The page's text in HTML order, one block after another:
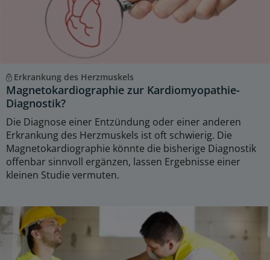
Erkrankung des Herzmuskels
Magnetokardiographie zur Kardiomyopathie-
Diagnostik?
Die Diagnose einer Entzündung oder einer anderen
Erkrankung des Herzmuskels ist oft schwierig. Die
Magnetokardiographie könnte die bisherige Diagnostik
offenbar sinnvoll ergänzen, lassen Ergebnisse einer
kleinen Studie vermuten.